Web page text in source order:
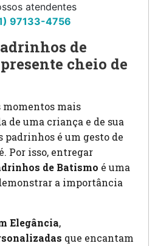
atendentes
97133-4756
de
cheio de
momentos mais
de uma criança e de sua
padrinhos é um gesto de
Por isso, entregar
de Batismo é uma
a importância
Elegância,
que encantam